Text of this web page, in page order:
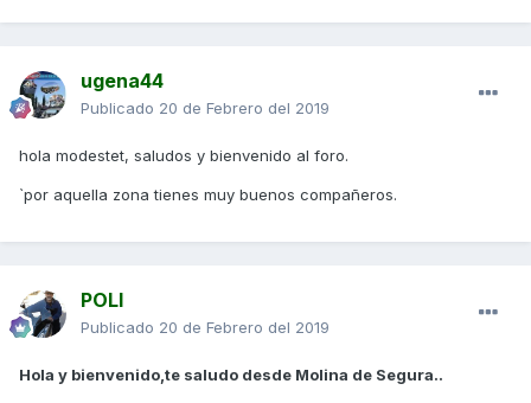
ugena44
Publicado 20 de Febrero del 2019
hola modestet, saludos y bienvenido al foro.
`por aquella zona tienes muy buenos compañeros.
POLI
Publicado 20 de Febrero del 2019
Hola y bienvenido,te saludo desde Molina de Segura..